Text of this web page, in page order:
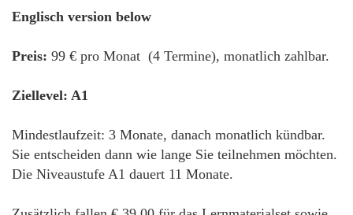
Englisch version below
Preis: 99 € pro Monat (4 Termine), monatlich zahlbar.
Ziellevel: A1
Mindestlaufzeit: 3 Monate, danach monatlich kündbar.
Sie entscheiden dann wie lange Sie teilnehmen möchten.
Die Niveaustufe A1 dauert 11 Monate.